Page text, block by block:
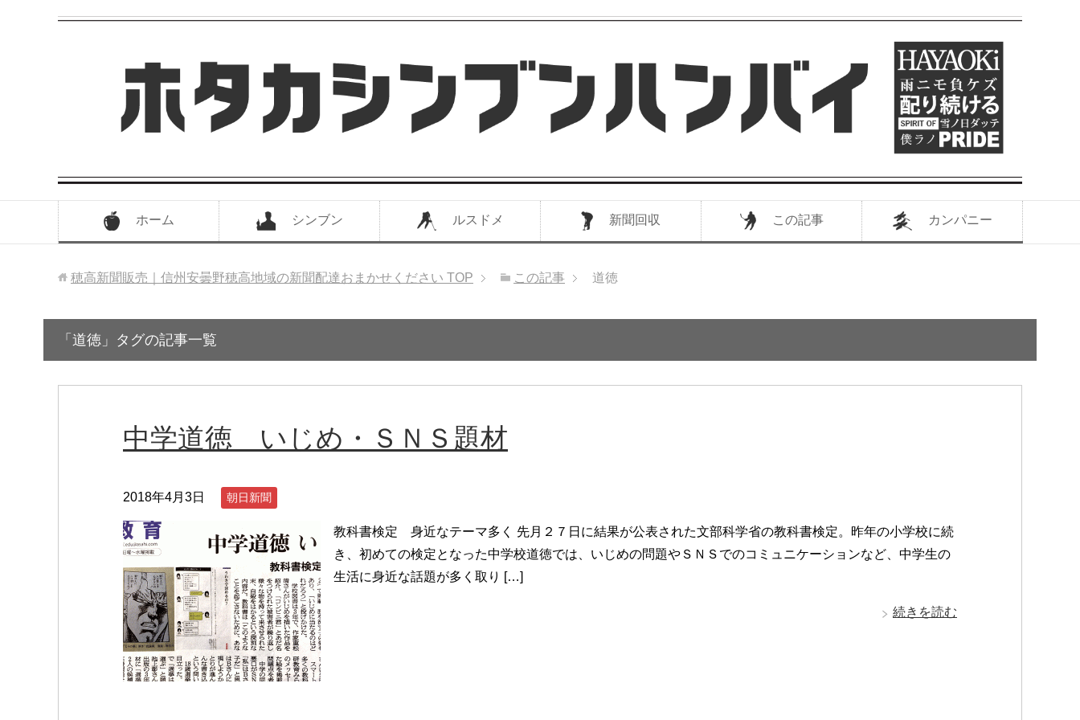
ホーム シンブン ルスドメ 新聞回収 この記事 カンパニー
穂高新聞販売｜信州安曇野穂高地域の新聞配達おまかせください TOP この記事 道徳
「道徳」タグの記事一覧
中学道徳 いじめ・ＳＮＳ題材
2018年4月3日 朝日新聞
教科書検定 身近なテーマ多く 先月２７日に結果が公表された文部科学省の教科書検定。昨年の小学校に続
き、初めての検定となった中学校道徳では、いじめの問題やＳＮＳでのコミュニケーションなど、中学生の
生活に身近な話題が多く取り […]
続きを読む